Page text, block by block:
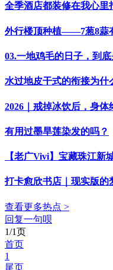
全季酒店都装修在我心里
外行楼顶种植——7葱8蒜
03.一地鸡毛的日子，到
水过地皮干式的衔接为什
2026｜戒掉冰饮后，身体
有用过墨旱莲染发的吗？
【老广Vivi】宝藏珠江新
打卡愈欣书店｜现实版的
查看更多热点 >
回复一句呗
1/1页
首页
1
尾页